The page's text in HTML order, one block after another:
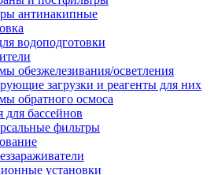
антинакипные
водоподготовки
обезжелезивания/осветления
загрузки и реагенты для них
обратного осмоса
бассейнов
фильтры
установки